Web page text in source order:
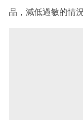
品，減低過敏的情況